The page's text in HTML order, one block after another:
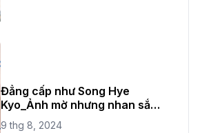
Đẳng cấp như Song Hye
Kyo_Ảnh mờ nhưng nhan sắc
không bao giờ mờ
9 thg 8, 2024